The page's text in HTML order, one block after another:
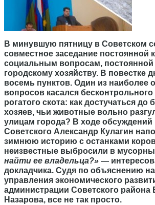
В минувшую пятницу в Советском
совместное заседание постоянной
социальным вопросам,
городскому хозяйству. В повестке
восемь пунктов. Один из наиболее
вопросов касался
рогатого скота: как достучаться до
хозяев, чьи животные вольно
улицам города? В ходе обсуждений
Советского Александр Кулагин
зимнюю историю с останками
неизвестные выбросили в
найти ее владельца?» —
докладчика. Судя по объяснению
управления экономического
администрации Советского района
Назарова, все не так просто.